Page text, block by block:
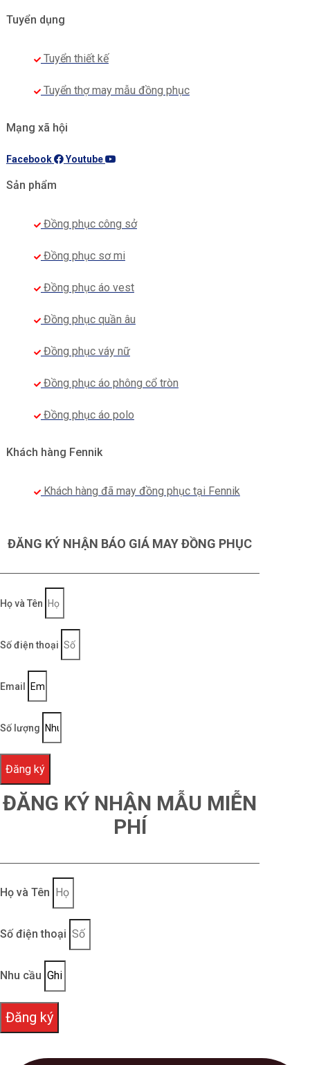
Tuyển dụng
Tuyển thiết kế
Tuyển thợ may mẫu đồng phục
Mạng xã hội
Facebook Youtube
Sản phẩm
Đồng phục công sở
Đồng phục sơ mi
Đồng phục áo vest
Đồng phục quần âu
Đồng phục váy nữ
Đồng phục áo phông cổ tròn
Đồng phục áo polo
Khách hàng Fennik
Khách hàng đã may đồng phục tại Fennik
ĐĂNG KÝ NHẬN BÁO GIÁ MAY ĐỒNG PHỤC
Họ và Tên
Số điện thoại
Email
Số lượng
Đăng ký
ĐĂNG KÝ NHẬN MẪU MIỄN
PHÍ
Họ và Tên
Số điện thoại
Nhu cầu
Đăng ký